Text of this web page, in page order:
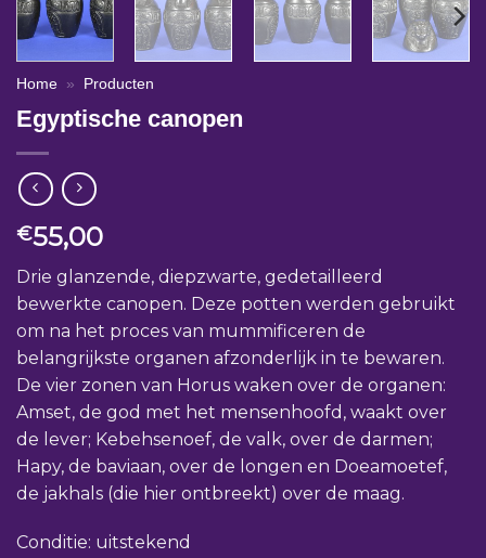
Home » Producten
Egyptische canopen
€55,00
Drie glanzende, diepzwarte, gedetailleerd
bewerkte canopen. Deze potten werden gebruikt
om na het proces van mummificeren de
belangrijkste organen afzonderlijk in te bewaren.
De vier zonen van Horus waken over de organen:
Amset, de god met het mensenhoofd, waakt over
de lever; Kebehsenoef, de valk, over de darmen;
Hapy, de baviaan, over de longen en Doeamoetef,
de jakhals (die hier ontbreekt) over de maag.
Conditie: uitstekend